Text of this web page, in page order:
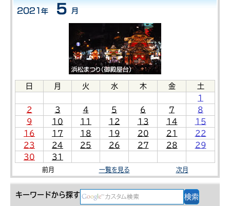
日 月 火 水 木 金
土
1
2
3 4 5 6 7
8
9
10 11 12 13 14
15
16
17 18 19 20 21
22
23
24 25 26 27 28
29
30
31
前月 一覧を見る 次月
キーワードから探す